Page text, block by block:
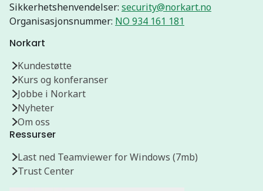
Sikkerhetshenvendelser: security@norkart.no
Organisasjonsnummer: NO 934 161 181
Norkart
Kundestøtte
Kurs og konferanser
Jobbe i Norkart
Nyheter
Om oss
Ressurser
Last ned Teamviewer for Windows (7mb)
Trust Center